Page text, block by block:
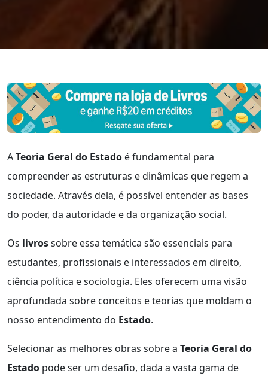
ATeoria Geral do Estado é fundamental para
compreender as estruturas e dinâmicas que regem a
sociedade. Através dela, é possível entender as bases
do poder, da autoridade e da organização social.
Os livrossobre essa temática são essenciais para
estudantes, profissionais e interessados em direito,
ciência política e sociologia. Eles oferecem uma visão
aprofundada sobre conceitos e teorias que moldam o
nosso entendimento do Estado.
Selecionar as melhores obras sobre a Teoria Geral do
Estado pode ser um desafio, dada a vasta gama de